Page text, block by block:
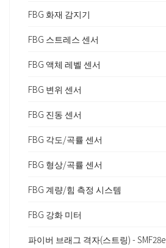
FBG 화재 감지기
FBG 스트레스 센서
FBG 액체 레벨 센서
FBG 변위 센서
FBG 진동 센서
FBG 각도/곡률 센서
FBG 형상/곡률 센서
FBG 계량/힘 측정 시스템
FBG 강화 미터
파이버 브래그 격자(스트링) - SMF28e